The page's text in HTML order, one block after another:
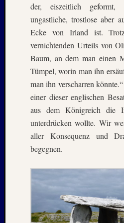
der, eiszeitlich
ungastliche, trostlose aber
Ecke von Irland ist.
vernichtenden Urteils von
Baum, an dem man einen
Tümpel, worin man ihn
man ihn verscharren
einer dieser englischen
aus dem Königreich die
unterdrücken wollte. Wir
aller Konsequenz und
begegnen.